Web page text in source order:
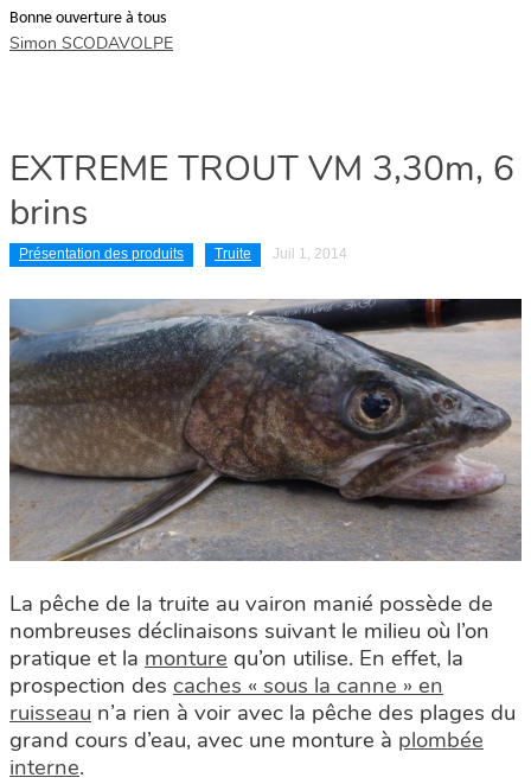
Bonne ouverture à tous
Simon SCODAVOLPE
EXTREME TROUT VM 3,30m, 6
brins
Présentation des produits Truite Juil 1, 2014
La pêche de la truite au vairon manié possède de
nombreuses déclinaisons suivant le milieu où l’on
pratique et la monture qu’on utilise. En effet, la
prospection des caches « sous la canne » en
ruisseau n’a rien à voir avec la pêche des plages du
grand cours d’eau, avec une monture à plombée
interne.